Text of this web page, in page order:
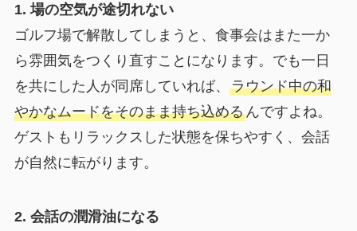
1. 場の空気が途切れない
ゴルフ場で解散してしまうと、食事会はまた一か
ら雰囲気をつくり直すことになります。でも一日
を共にした人が同席していれば、 ラウンド中の和
やかなムードをそのまま持ち込めるんですよね。
ゲストもリラックスした状態を保ちやすく、会話
が自然に転がります。
2. 会話の潤滑油になる